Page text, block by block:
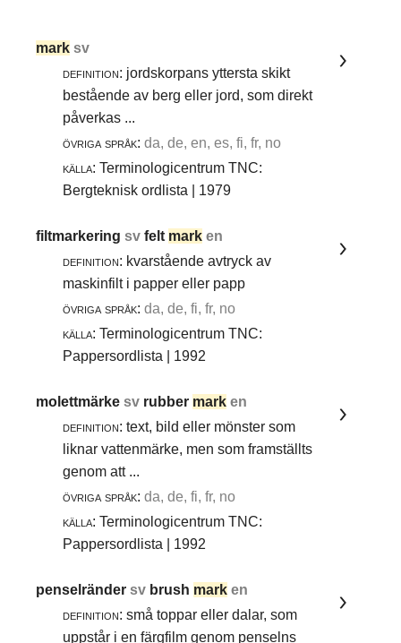
mark sv
definition: jordskorpans yttersta skikt
bestående av berg eller jord, som direkt
påverkas ...
övriga språk: da, de, en, es, fi, fr, no
källa: Terminologicentrum TNC:
Bergteknisk ordlista | 1979
filtmarkeringsvfelt mark en
definition: kvarstående avtryck av
maskinfilt i papper eller papp
övriga språk: da, de, fi, fr, no
källa: Terminologicentrum TNC:
Pappersordlista | 1992
molettmärkesv rubber mark en
definition: text, bild eller mönster som
liknar vattenmärke, men som framställts
genom att ...
övriga språk: da, de, fi, fr, no
källa: Terminologicentrum TNC:
Pappersordlista | 1992
penselrändersv brush mark en
definition: små toppar eller dalar, som
uppstår i en färgfilm genom penselns